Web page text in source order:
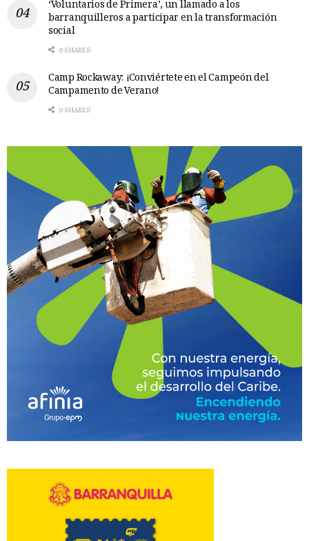
‘Voluntarios de Primera’, un llamado a los
barranquilleros a participar en la transformación
social
0 SHARES
Camp Rockaway: ¡Conviértete en el Campeón del
Campamento de Verano!
0 SHARES